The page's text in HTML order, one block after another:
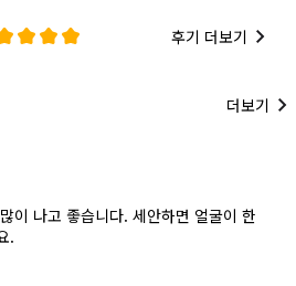
후기 더보기
더보기
이 나고 좋습니다. 세안하면 얼굴이 한
.